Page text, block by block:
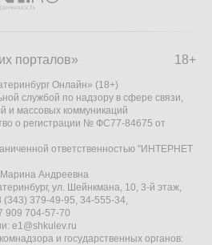
18+
порталов»
Онлайн» (18+)
службой по надзору в сфере связи,
и массовых коммуникаций
о регистрации № ФС77-84675 от
ответственностью "ИНТЕРНЕТ
Андреевна
ул. Шейнкмана, 10, 3-й этаж,
(343) 379-49-95, 34-555-34,
909 704-57-70
e1@shkulev.ru
и государственных органов: